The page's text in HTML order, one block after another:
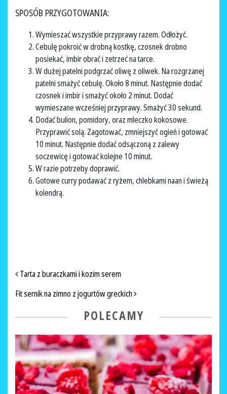
SPOSÓB PRZYGOTOWANIA:
Wymieszać wszystkie przyprawy razem. Odłożyć.
Cebulę pokroić w drobną kostkę, czosnek drobno
posiekać, imbir obrać i zetrzeć na tarce.
W dużej patelni podgrzać oliwę z oliwek. Na rozgrzanej
patelni smażyć cebulę. Około 8 minut. Następnie dodać
czosnek i imbir i smażyć około 2 minut. Dodać
wymieszane wcześniej przyprawy. Smażyć 30 sekund.
Dodać bulion, pomidory, oraz mleczko kokosowe.
Przyprawić solą. Zagotować, zmniejszyć ogień i gotować
10 minut. Następnie dodać odsączoną z zalewy
soczewicę i gotować kolejne 10 minut.
W razie potrzeby doprawić.
Gotowe curry podawać z ryżem, chlebkami naan i świeżą
kolendrą.
NAWIGACJA PO ARTYKUŁACH
Tarta z buraczkami i kozim serem
Fit sernik na zimno z jogurtów greckich
POLECAMY